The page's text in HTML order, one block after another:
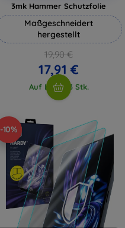
3mk Hammer Schutzfolie
Maßgeschneidert
hergestellt
19,90 €
17,91 €
Auf Lager 3 Stk.
-10%